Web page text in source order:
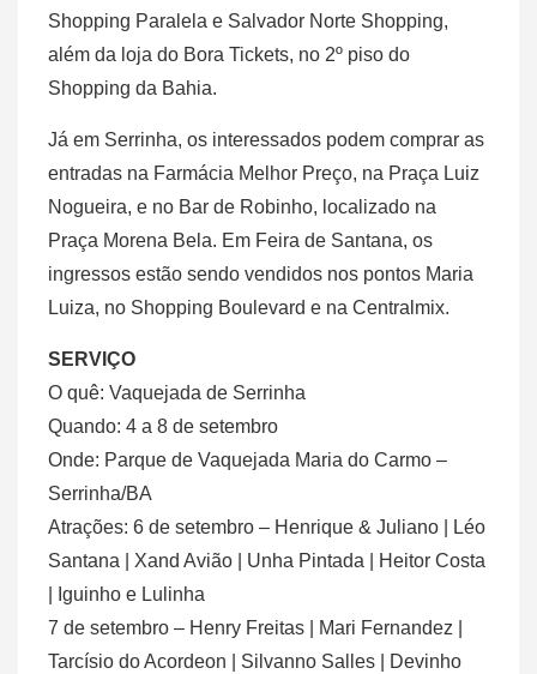
Shopping Paralela e Salvador Norte Shopping,
além da loja do Bora Tickets, no 2º piso do
Shopping da Bahia.
Já em Serrinha, os interessados podem comprar as
entradas na Farmácia Melhor Preço, na Praça Luiz
Nogueira, e no Bar de Robinho, localizado na
Praça Morena Bela. Em Feira de Santana, os
ingressos estão sendo vendidos nos pontos Maria
Luiza, no Shopping Boulevard e na Centralmix.
SERVIÇO
O quê: Vaquejada de Serrinha
Quando: 4 a 8 de setembro
Onde: Parque de Vaquejada Maria do Carmo –
Serrinha/BA
Atrações: 6 de setembro – Henrique & Juliano | Léo
Santana | Xand Avião | Unha Pintada | Heitor Costa
| Iguinho e Lulinha
7 de setembro – Henry Freitas | Mari Fernandez |
Tarcísio do Acordeon | Silvanno Salles | Devinho